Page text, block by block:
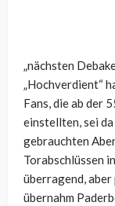
„nächsten
„Hochverdient“
Fans, die ab der
einstellten, sei
gebrauchten
Torabschlüssen
überragend, aber
übernahm